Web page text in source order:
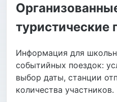
туристические
Информация для
событийных поездок:
выбор даты, станции
количества участников.